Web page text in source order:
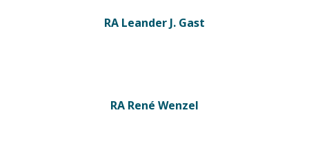
RA Leander J. Gast
RA René Wenzel